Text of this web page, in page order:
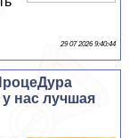
29 07 2026 9:40:44
нас лучшая